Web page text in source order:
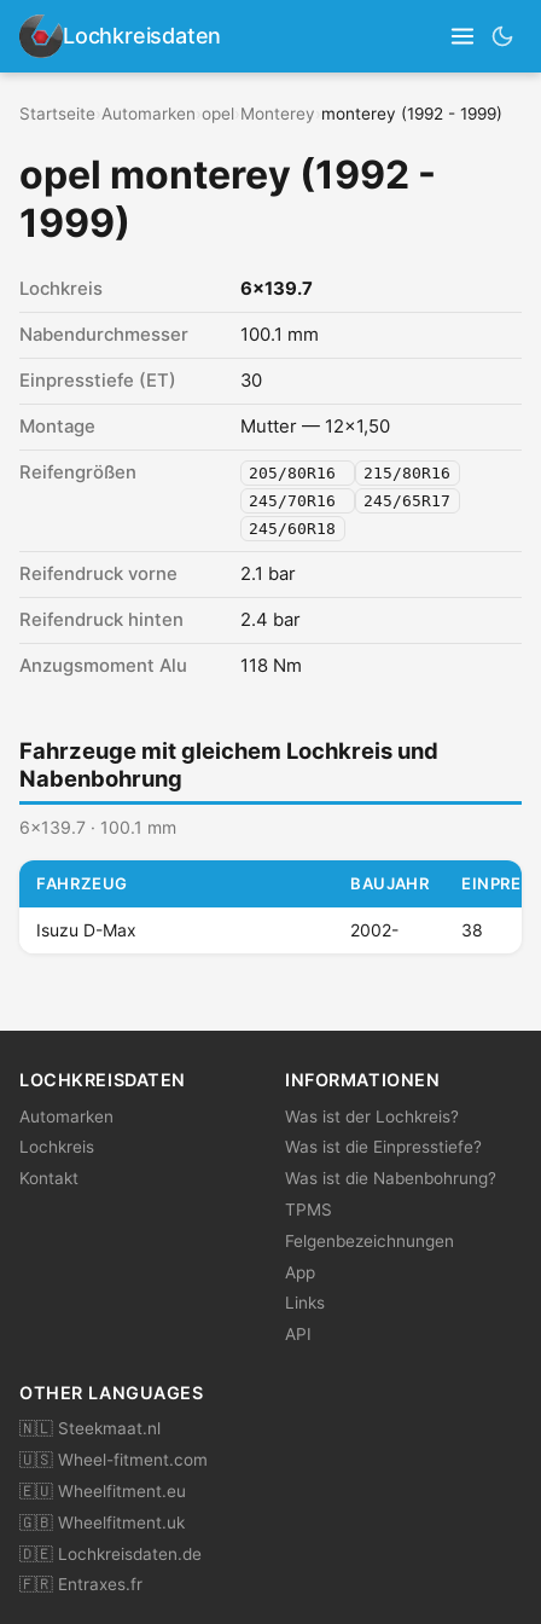
Lochkreisdaten
Startseite Automarken opel Monterey monterey (1992 - 1999)
opel monterey (1992 -
1999)
Lochkreis 6x139.7
Nabendurchmesser 100.1 mm
Einpresstiefe (ET) 30
Montage Mutter — 12x1,50
Reifengrößen 205/80R16
215/80R16
245/70R16
245/65R17
245/60R18
Reifendruck vorne 2.1 bar
Reifendruck hinten 2.4 bar
Anzugsmoment Alu 118 Nm
Fahrzeuge mit gleichem Lochkreis und
Nabenbohrung
6x139.7 · 100.1 mm
FAHRZEUG BAUJAHR
Isuzu D-Max 2002- 38
LOCHKREISDATEN
Automarken
Lochkreis
Kontakt
INFORMATIONEN
Was ist der Lochkreis?
Was ist die Einpresstiefe?
Was ist die Nabenbohrung?
TPMS
Felgenbezeichnungen
App
Links
API
OTHER LANGUAGES
🇳🇱 Steekmaat.nl
🇺🇸 Wheel-fitment.com
🇪🇺 Wheelfitment.eu
🇬🇧 Wheelfitment.uk
🇩🇪 Lochkreisdaten.de
🇫🇷 Entraxes.fr